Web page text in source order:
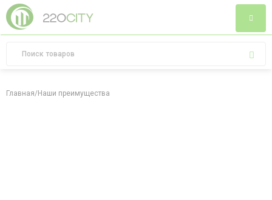
Главная/Наши преимущества